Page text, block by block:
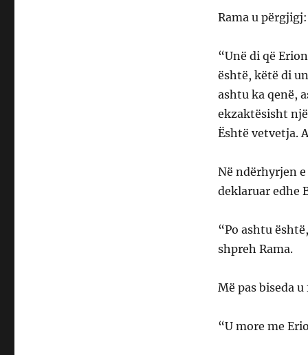
Rama u përgjigj:
“Unë di që
është, këtë di
ashtu ka qenë,
ekzaktësisht
Është vetvetja.
Në ndërhyrjen
deklaruar edhe
“Po ashtu
shpreh Rama.
Më pas biseda
“U more me